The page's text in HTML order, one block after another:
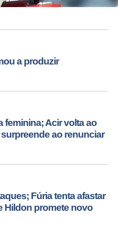
a produzir
feminina; Acir volta ao
ao renunciar
Fúria tenta afastar
Hildon promete novo